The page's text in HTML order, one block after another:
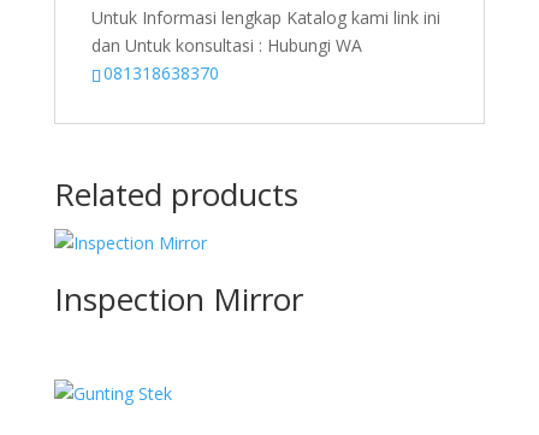
Untuk Informasi lengkap Katalog kami link ini
dan Untuk konsultasi : Hubungi WA
081318638370
Related products
Inspection Mirror